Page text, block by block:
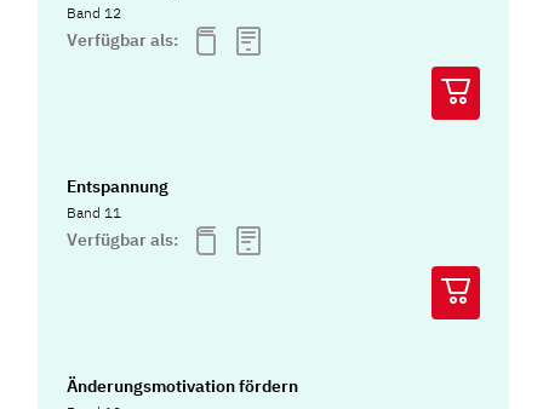
Band 12
Verfügbar als:
Entspannung
Band 11
Verfügbar als:
Änderungsmotivation fördern